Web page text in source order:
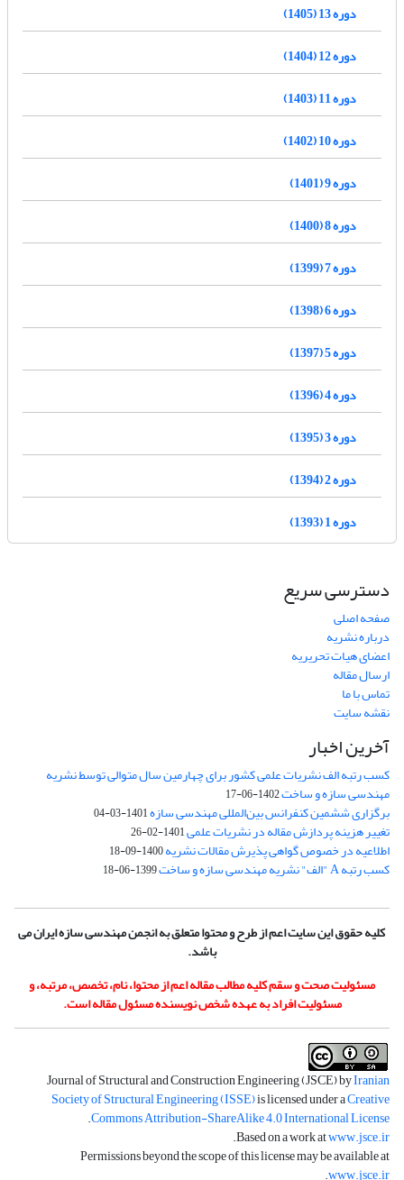
دوره 13 (1405)
دوره 12 (1404)
دوره 11 (1403)
دوره 10 (1402)
دوره 9 (1401)
دوره 8 (1400)
دوره 7 (1399)
دوره 6 (1398)
دوره 5 (1397)
دوره 4 (1396)
دوره 3 (1395)
دوره 2 (1394)
دوره 1 (1393)
دسترسی سریع
صفحه اصلی
درباره نشریه
اعضای هیات تحریریه
ارسال مقاله
تماس با ما
نقشه سایت
آخرین اخبار
کسب رتبه الف نشریات علمی کشور برای چهارمین سال متوالی توسط نشریه
مهندسی سازه و ساخت1402-06-17
برگزاری ششمین کنفرانس بین‌المللی مهندسی سازه1401-03-04
تغییر هزینه پردازش مقاله در نشریات علمی1401-02-26
اطلاعیه در خصوص گواهی پذیرش مقالات نشریه1400-09-18
کسب رتبه A "الف" نشریه مهندسی سازه و ساخت 1399-06-18
کلیه حقوق این سایت اعم از طرح و محتوا متعلق به انجمن مهندسی سازه ایران می
باشد.
مسئولیت صحت و سقم کلیه مطالب مقاله اعم از محتوا، نام، تخصص، مرتبه، و
مسئولیت افراد به عهده شخص نویسنده مسئول مقاله است.
Journal of Structural and Construction Engineering (JSCE) byIranian
Society of Structural Engineering (ISSE)is licensed under aCreative
Commons Attribution-ShareAlike 4.0 International License
.
Based on a work atwww.jsce.ir
.
Permissions beyond the scope of this license may be available at
www.jsce.ir
.